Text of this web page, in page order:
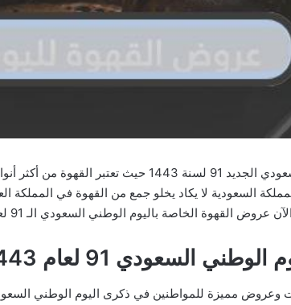
عروض القهوة لليوم الوطني السعودي الجديد
السعودية لا يكاد يخلو جمع من القهوة في المملكة
القهوة الخاصة باليوم الوطني السعودي الـ 91 لعام 1443.
السعودي 91 لعام 1443
وعروض مميزة للمواطنين في ذكرى اليوم الوطني